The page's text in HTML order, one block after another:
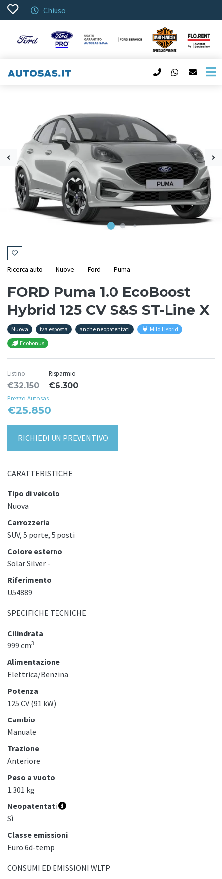
Chiuso
Ricerca auto Nuove Ford Puma
FORD Puma 1.0 EcoBoost
Hybrid 125 CV S&S ST-Line X
Nuova iva esposta anche neopatentati
Mild Hybrid
Ecobonus
Listino
€32.150
Risparmio
€6.300
Prezzo Autosas
€25.850
RICHIEDI UN PREVENTIVO
CARATTERISTICHE
Tipo di veicolo
Nuova
Carrozzeria
SUV, 5 porte, 5 posti
Colore esterno
Solar Silver -
Riferimento
U54889
SPECIFICHE TECNICHE
Cilindrata
999 cm3
Alimentazione
Elettrica/Benzina
Potenza
125 CV (91 kW)
Cambio
Manuale
Trazione
Anteriore
Peso a vuoto
1.301 kg
Neopatentati
Sì
Classe emissioni
Euro 6d-temp
CONSUMI ED EMISSIONI WLTP